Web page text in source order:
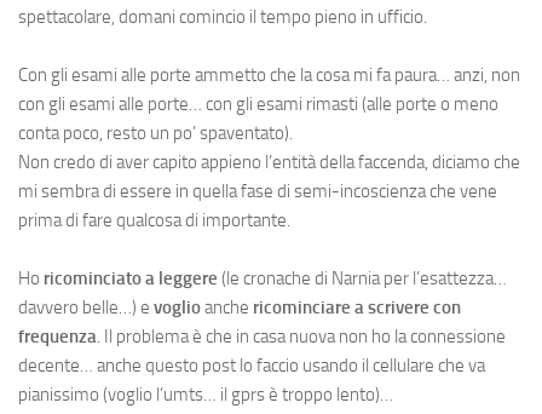
spettacolare, domani comincio il tempo pieno in ufficio.
Con gli esami alle porte ammetto che la cosa mi fa paura… anzi, non
con gli esami alle porte… con gli esami rimasti (alle porte o meno
conta poco, resto un po’ spaventato).
Non credo di aver capito appieno l’entità della faccenda, diciamo che
mi sembra di essere in quella fase di semi-incoscienza che vene
prima di fare qualcosa di importante.
Ho ricominciato a leggere (le cronache di Narnia per l’esattezza…
davvero belle…) e voglioanche ricominciare a scrivere con
frequenza. Il problema è che in casa nuova non ho la connessione
decente… anche questo post lo faccio usando il cellulare che va
pianissimo (voglio l’umts… il gprs è troppo lento)…